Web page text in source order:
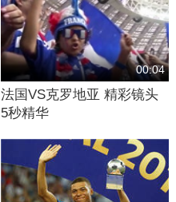
00:04
法国VS克罗地亚 精彩镜头
5秒精华